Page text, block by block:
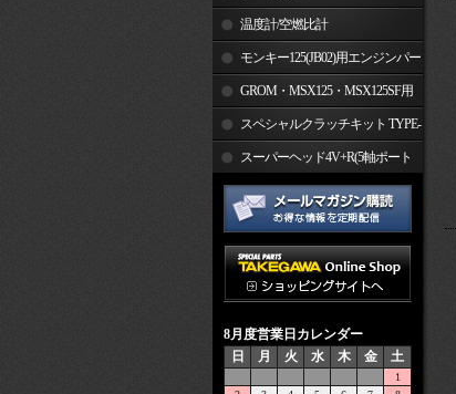
温度計/空燃比計
モンキー125(JB02)用エンジンパー
ツ GROM・MSX125・MSX125SF用
エンジンパーツ
スペシャルクラッチキット TYPE-
スーパーヘッド4V+R(5軸ポート
加工)
8月度営業日カレンダー
日
月 火 水 木 金 土
1